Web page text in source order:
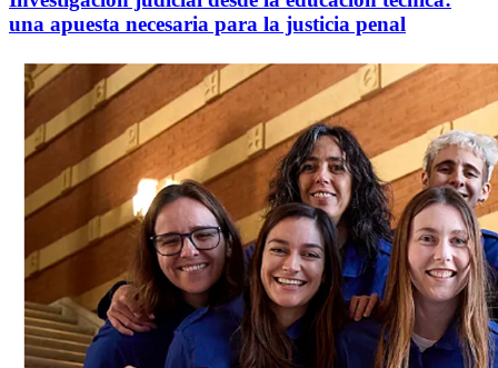
una apuesta necesaria para la justicia penal